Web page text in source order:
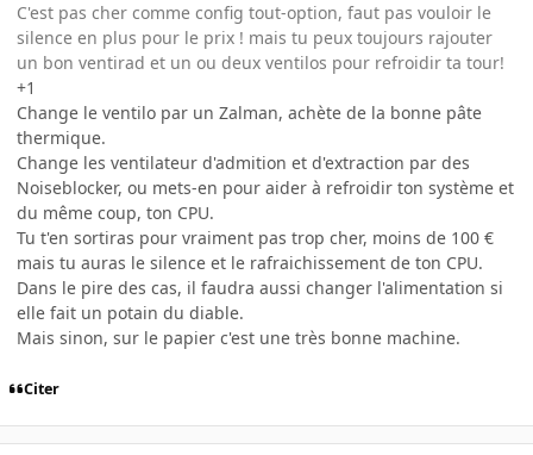
C'est pas cher comme config tout-option, faut pas vouloir le
silence en plus pour le prix ! mais tu peux toujours rajouter
un bon ventirad et un ou deux ventilos pour refroidir ta tour!
+1
Change le ventilo par un Zalman, achète de la bonne pâte
thermique.
Change les ventilateur d'admition et d'extraction par des
Noiseblocker, ou mets-en pour aider à refroidir ton système et
du même coup, ton CPU.
Tu t'en sortiras pour vraiment pas trop cher, moins de 100 €
mais tu auras le silence et le rafraichissement de ton CPU.
Dans le pire des cas, il faudra aussi changer l'alimentation si
elle fait un potain du diable.
Mais sinon, sur le papier c'est une très bonne machine.
Citer